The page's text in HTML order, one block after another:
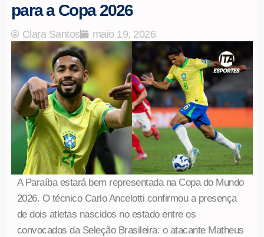
para a Copa 2026
Clara Santos maio 19, 2026
A Paraíba estará bem representada na Copa do Mundo
2026. O técnico Carlo Ancelotti confirmou a presença
de dois atletas nascidos no estado entre os
convocados da Seleção Brasileira: o atacante Matheus